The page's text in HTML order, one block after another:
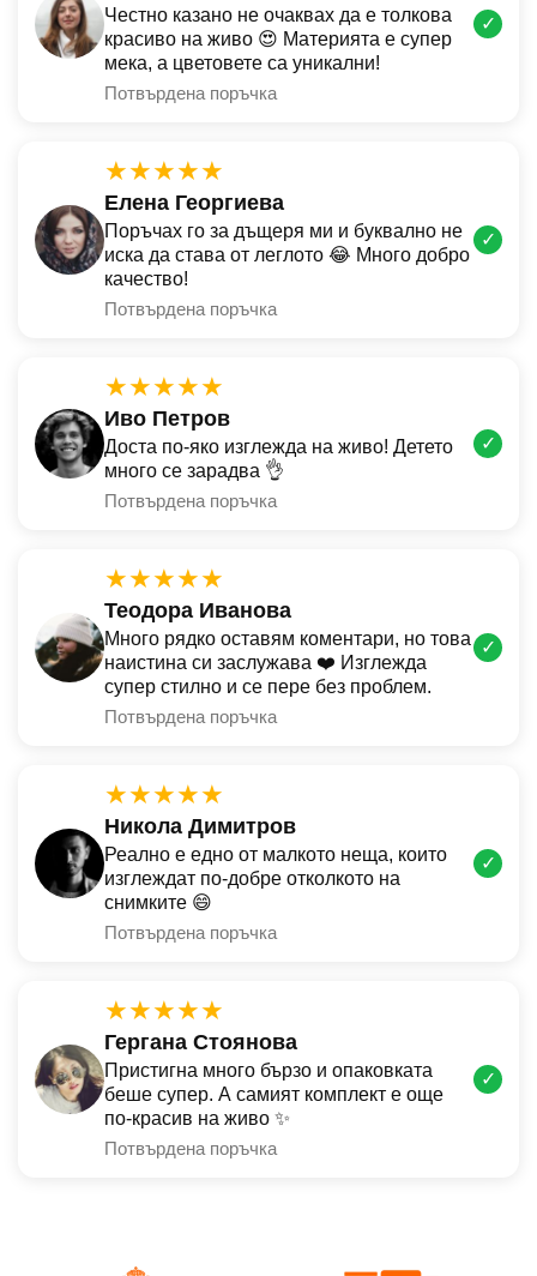
Честно казано не очаквах да е толкова
красиво на живо 😍 Материята е супер
мека, а цветовете са уникални!
Потвърдена поръчка
✓
★★★★★
Елена Георгиева
Поръчах го за дъщеря ми и буквално не
иска да става от леглото 😂 Много добро
качество!
Потвърдена поръчка
✓
★★★★★
Иво Петров
Доста по-яко изглежда на живо! Детето
много се зарадва 👌
Потвърдена поръчка
✓
★★★★★
Теодора Иванова
Много рядко оставям коментари, но това
наистина си заслужава ❤️ Изглежда
супер стилно и се пере без проблем.
Потвърдена поръчка
✓
★★★★★
Никола Димитров
Реално е едно от малкото неща, които
изглеждат по-добре отколкото на
снимките 😄
Потвърдена поръчка
✓
★★★★★
Гергана Стоянова
Пристигна много бързо и опаковката
беше супер. А самият комплект е още
по-красив на живо ✨
Потвърдена поръчка
✓